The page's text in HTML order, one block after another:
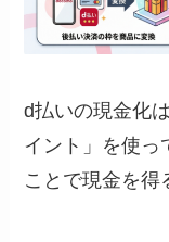
d払いの現金化
イント」を使っ
ことで現金を得